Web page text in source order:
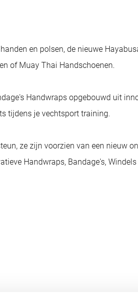
en polsen, de nieuwe
of Muay Thai Handschoenen.
Handwraps opgebouwd uit
tijdens je vechtsport training.
ze zijn voorzien van een nieuw
Handwraps, Bandage's,